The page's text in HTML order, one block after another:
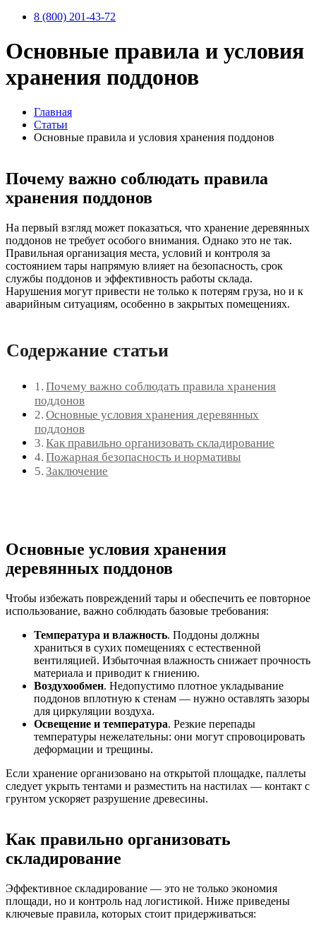
8 (800) 201-43-72
Основные правила и условия
хранения поддонов
Главная
Статьи
Основные правила и условия хранения поддонов
Почему важно соблюдать правила
хранения поддонов
На первый взгляд может показаться, что хранение деревянных
поддонов не требует особого внимания. Однако это не так.
Правильная организация места, условий и контроля за
состоянием тары напрямую влияет на безопасность, срок
службы поддонов и эффективность работы склада.
Нарушения могут привести не только к потерям груза, но и к
аварийным ситуациям, особенно в закрытых помещениях.
Содержание статьи
Почему важно соблюдать правила хранения
поддонов
Основные условия хранения деревянных
поддонов
Как правильно организовать складирование
Пожарная безопасность и нормативы
Заключение
Основные условия хранения
деревянных поддонов
Чтобы избежать повреждений тары и обеспечить ее повторное
использование, важно соблюдать базовые требования:
Температура и влажность. Поддоны должны
храниться в сухих помещениях с естественной
вентиляцией. Избыточная влажность снижает прочность
материала и приводит к гниению.
Воздухообмен. Недопустимо плотное укладывание
поддонов вплотную к стенам — нужно оставлять зазоры
для циркуляции воздуха.
Освещение и температура. Резкие перепады
температуры нежелательны: они могут спровоцировать
деформации и трещины.
Если хранение организовано на открытой площадке, паллеты
следует укрыть тентами и разместить на настилах — контакт с
грунтом ускоряет разрушение древесины.
Как правильно организовать
складирование
Эффективное складирование — это не только экономия
площади, но и контроль над логистикой. Ниже приведены
ключевые правила, которых стоит придерживаться: